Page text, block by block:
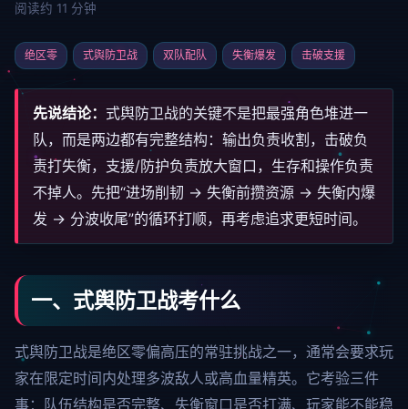
阅读约 11 分钟
绝区零 式舆防卫战 双队配队 失衡爆发 击破支援
先说结论： 式舆防卫战的关键不是把最强角色堆进一
队，而是两边都有完整结构：输出负责收割，击破负
责打失衡，支援/防护负责放大窗口，生存和操作负责
不掉人。先把“进场削韧 → 失衡前攒资源 → 失衡内爆
发 → 分波收尾”的循环打顺，再考虑追求更短时间。
一、式舆防卫战考什么
式舆防卫战是绝区零偏高压的常驻挑战之一，通常会要求玩
家在限定时间内处理多波敌人或高血量精英。它考验三件
事：队伍结构是否完整、失衡窗口是否打满、玩家能不能稳